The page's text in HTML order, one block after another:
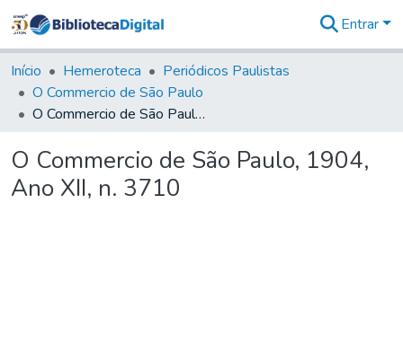
&
Coleções
Tudo na
Biblioteca
Estatísticas
Entrar
Início Hemeroteca
Periódicos Paulistas
O Commercio de São Paulo
O Commercio de São Paulo, 1904, Ano XII, n. 3710
O Commercio de São Paulo, 1904,
Ano XII, n. 3710